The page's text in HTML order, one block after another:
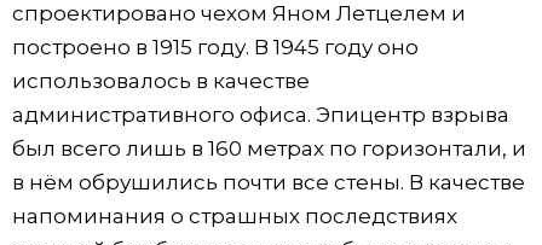
спроектировано чехом Яном Летцелем и
построено в 1915 году. В 1945 году оно
использовалось в качестве
административного офиса. Эпицентр взрыва
был всего лишь в 160 метрах по горизонтали, и
в нём обрушились почти все стены. В качестве
напоминания о страшных последствиях